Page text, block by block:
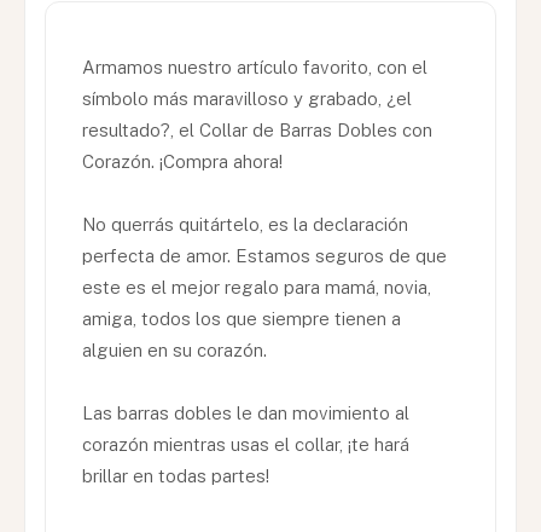
Armamos nuestro artículo favorito, con el
símbolo más maravilloso y grabado, ¿el
resultado?, el Collar de Barras Dobles con
Corazón. ¡Compra ahora!
No querrás quitártelo, es la declaración
perfecta de amor. Estamos seguros de que
este es el mejor regalo para mamá, novia,
amiga, todos los que siempre tienen a
alguien en su corazón.
Las barras dobles le dan movimiento al
corazón mientras usas el collar, ¡te hará
brillar en todas partes!